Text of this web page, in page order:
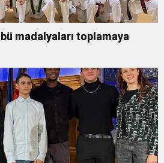
madalyaları toplamaya